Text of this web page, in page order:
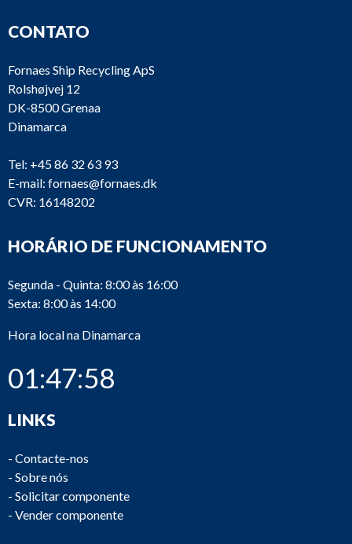
CONTATO
Fornaes Ship Recycling ApS
Rolshøjvej 12
DK-8500 Grenaa
Dinamarca
Tel: +45 86 32 63 93
E-mail: fornaes@fornaes.dk
CVR: 16148202
HORÁRIO DE FUNCIONAMENTO
Segunda - Quinta: 8:00 às 16:00
Sexta: 8:00 às 14:00
Hora local na Dinamarca
01:47:58
LINKS
- Contacte-nos
- Sobre nós
- Solicitar componente
- Vender componente